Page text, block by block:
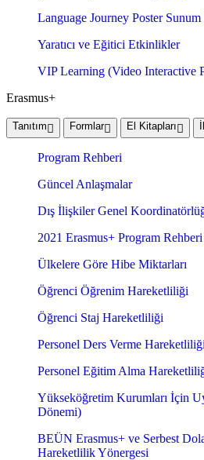
Language Journey Poster
Yaratıcı ve Eğitici Etkinlikler
VIP Learning (Video Interactive
Erasmus+
Tanıtım Formlar El Kitapları
Program Rehberi
Güncel Anlaşmalar
Dış İlişkiler Genel
2021 Erasmus+ Program
Ülkelere Göre Hibe Miktarları
Öğrenci Öğrenim Hareketliliği
Öğrenci Staj Hareketliliği
Personel Ders Verme Hareketliliği
Personel Eğitim Alma
Yükseköğretim Kurumları İçin
Dönemi)
BEÜN Erasmus+ ve Serbest
Hareketlilik Yönergesi